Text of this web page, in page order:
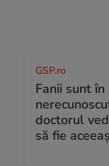
GSP.ro
Fanii sunt în
doctorul
să fie